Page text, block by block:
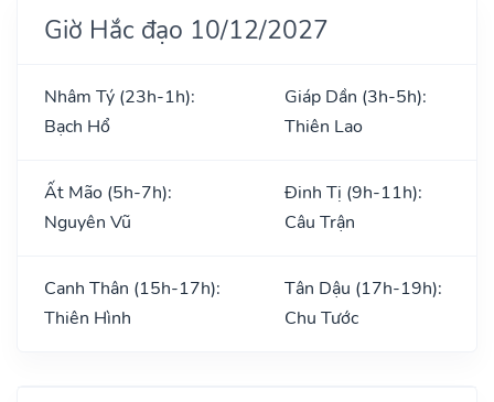
Giờ Hắc đạo 10/12/2027
Nhâm Tý (23h-1h):
Bạch Hổ
Giáp Dần (3h-5h):
Thiên Lao
Ất Mão (5h-7h):
Nguyên Vũ
Đinh Tị (9h-11h):
Câu Trận
Canh Thân (15h-17h):
Thiên Hình
Tân Dậu (17h-19h):
Chu Tước